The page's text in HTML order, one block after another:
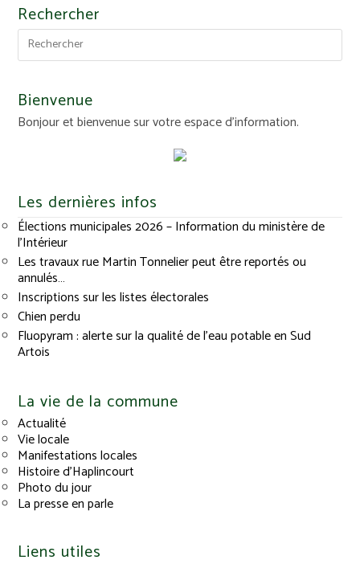
Rechercher
Bienvenue
Bonjour et bienvenue sur votre espace d'information.
Les dernières infos
Élections municipales 2026 – Information du ministère de
l’Intérieur
Les travaux rue Martin Tonnelier peut être reportés ou
annulés…
Inscriptions sur les listes électorales
Chien perdu
Fluopyram : alerte sur la qualité de l’eau potable en Sud
Artois
La vie de la commune
Actualité
Vie locale
Manifestations locales
Histoire d’Haplincourt
Photo du jour
La presse en parle
Liens utiles